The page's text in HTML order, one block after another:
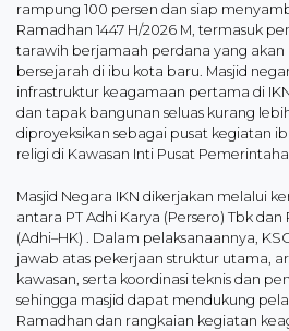
rampung 100 persen dan siap
Ramadhan 1447 H/2026 M, termasuk
tarawih berjamaah perdana yang akan
bersejarah di ibu kota baru. Masjid
infrastruktur keagamaan pertama di
dan tapak bangunan seluas kurang
diproyeksikan sebagai pusat kegiatan
religi di Kawasan Inti Pusat
Masjid Negara IKN dikerjakan melalui
antara PT Adhi Karya (Persero) Tbk
(Adhi–HK) . Dalam pelaksanaannya,
jawab atas pekerjaan struktur utama,
kawasan, serta koordinasi teknis dan
sehingga masjid dapat mendukung
Ramadhan dan rangkaian kegiatan